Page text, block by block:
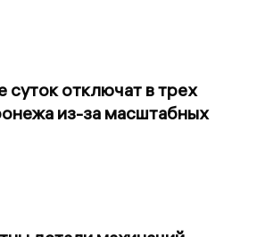
суток отключат в трех
из-за масштабных